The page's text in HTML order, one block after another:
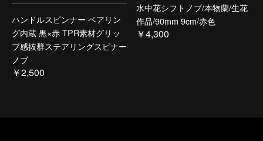
ハンドルスピンナー ベアリン
グ内蔵 黒×赤 TPR素材グリッ
プ感抜群ステアリングスピナー
ノブ
￥2,500
水中花シフトノブ/本物蘭/生花
作品/90mm 9cm/赤色
￥4,300